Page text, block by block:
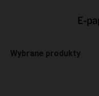
E-
Wybrane produkty